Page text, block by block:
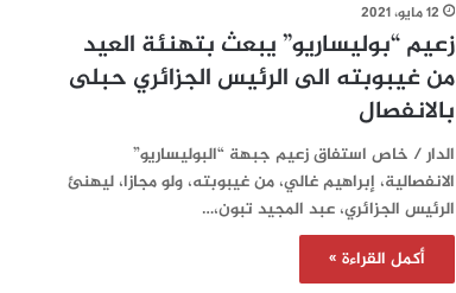
12 مايو، 2021
زعيم “بوليساريو” يبعث بتهنئة العيد
من غيبوبته الى الرئيس الجزائري حبلى
بالانفصال
الدار / خاص استفاق زعيم جبهة “البوليساريو”
الانفصالية، إبراهيم غالي، من غيبوبته، ولو مجازا، ليهنئ
الرئيس الجزائري، عبد المجيد تبون،…
أكمل القراءة »